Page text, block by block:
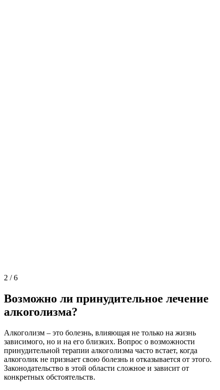
2 /6
Возможно ли принудительное лечение
алкоголизма?
Алкоголизм – это болезнь, влияющая не только на жизнь
зависимого, но и на его близких. Вопрос о возможности
принудительной терапии алкоголизма часто встает, когда
алкоголик не признает свою болезнь и отказывается от этого.
Законодательство в этой области сложное и зависит от
конкретных обстоятельств.